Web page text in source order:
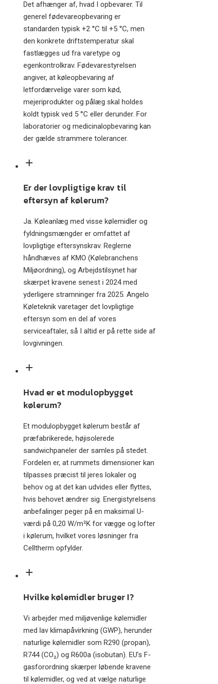
Det afhænger af, hvad I opbevarer. Til
generel fødevareopbevaring er
standarden typisk +2 °C til +5 °C, men
den konkrete driftstemperatur skal
fastlægges ud fra varetype og
egenkontrolkrav. Fødevarestyrelsen
angiver, at køleopbevaring af
letfordærvelige varer som kød,
mejeriprodukter og pålæg skal holdes
koldt typisk ved 5 °C eller derunder. For
laboratorier og medicinalopbevaring kan
der gælde strammere tolerancer.
Er der lovpligtige krav til
eftersyn af kølerum?
Ja. Køleanlæg med visse kølemidler og
fyldningsmængder er omfattet af
lovpligtige eftersynskrav. Reglerne
håndhæves af KMO (Kølebranchens
Miljøordning), og Arbejdstilsynet har
skærpet kravene senest i 2024 med
yderligere stramninger fra 2025. Angelo
Køleteknik varetager det lovpligtige
eftersyn som en del af vores
serviceaftaler, så I altid er på rette side af
lovgivningen.
Hvad er et modulopbygget
kølerum?
Et modulopbygget kølerum består af
præfabrikerede, højisolerede
sandwichpaneler der samles på stedet.
Fordelen er, at rummets dimensioner kan
tilpasses præcist til jeres lokaler og
behov og at det kan udvides eller flyttes,
hvis behovet ændrer sig. Energistyrelsens
anbefalinger peger på en maksimal U-
værdi på 0,20 W/m²K for vægge og lofter
i kølerum, hvilket vores løsninger fra
Celltherm opfylder.
Hvilke kølemidler bruger I?
Vi arbejder med miljøvenlige kølemidler
med lav klimapåvirkning (GWP), herunder
naturlige kølemidler som R290 (propan),
R744 (CO₂) og R600a (isobutan). EU’s F-
gasforordning skærper løbende kravene
til kølemidler, og ved at vælge naturlige